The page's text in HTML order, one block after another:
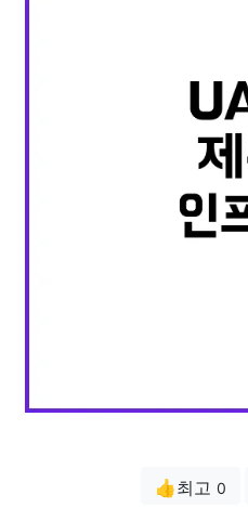
👍최고 0